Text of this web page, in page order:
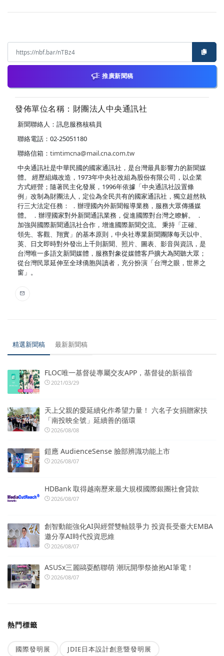
推廣新聞稿
發佈單位名稱：財團法人中央通訊社
新聞聯絡人：訊息服務核稿員
聯絡電話：02-25051180
聯絡信箱： timtimcna@mail.cna.com.tw
中央通訊社是中華民國的國家通訊社，是台灣最具影響力的新聞媒
體。 經歷組織改造，1973年中央社改組為股份有限公司，以企業
方式經營；隨著民主化發展，1996年依據「中央通訊社設置條
例」改制為財團法人，定位為全民共有的國家通訊社，獨立超然執
行三大法定任務： ．辦理國內外新聞報導業務，服務大眾傳播媒
體。 ．辦理國家對外新聞通訊業務，促進國際對台灣之瞭解。 ．
加強與國際新聞通訊社合作，增進國際新聞交流。 秉持「正確、
領先、客觀、翔實」的基本原則，中央社專業新聞團隊每天以中、
英、日文即時對外發出上千則新聞、照片、圖表、影音與資訊，是
台灣唯一多語文新聞媒體，服務對象從媒體客戶擴大為閱聽大眾；
從台灣民眾延伸至全球僑胞與讀者，充分扮演「台灣之眼，世界之
窗」。
精選新聞稿 最新新聞稿
FLOC唯一基督徒專屬交友APP，基督徒的新福音
2021/03/29
天上父親的愛延續化作希望力量！ 六名子女捐贈家扶
「南投映全號」延續善的循環
2026/08/08
鎧應 AudienceSense 臉部辨識功能上市
2026/08/07
HDBank 取得越南歷來最大規模國際銀團社會貸款
2026/08/07
創智動能強化AI與經營雙軸競爭力 投資長受臺大EMBA
邀分享AI時代投資思維
2026/08/07
ASUSx三麗鷗耍酷聯萌 潮玩開學祭搶抱AI筆電！
2026/08/07
熱門標籤
國際發明展 JDIE日本設計創意暨發明展